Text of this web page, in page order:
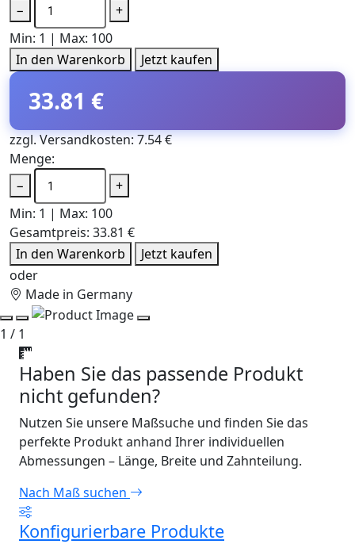
−
+
Min: 1 | Max: 100
In den Warenkorb
Jetzt kaufen
33.81 €
zzgl. Versandkosten: 7.54 €
Menge:
−
+
Min: 1 | Max: 100
Gesamtpreis: 33.81 €
In den Warenkorb
Jetzt kaufen
oder
Made in Germany
1 / 1
Haben Sie das passende Produkt
nicht gefunden?
Nutzen Sie unsere Maßsuche und finden Sie das
perfekte Produkt anhand Ihrer individuellen
Abmessungen – Länge, Breite und Zahnteilung.
Nach Maß suchen
Konfigurierbare Produkte